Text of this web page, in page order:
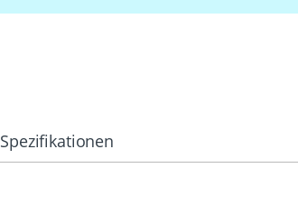
Spezifikationen